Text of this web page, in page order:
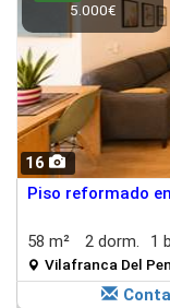
16
5.000€
Piso reformado
58 m² 2 dorm. 1
Vilafranca Del